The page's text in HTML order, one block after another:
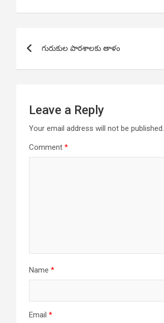
navigation
గురుకుల పాఠశాలకు తాళం
Leave a Reply
Your email address will not be published.
Comment *
Name *
Email *